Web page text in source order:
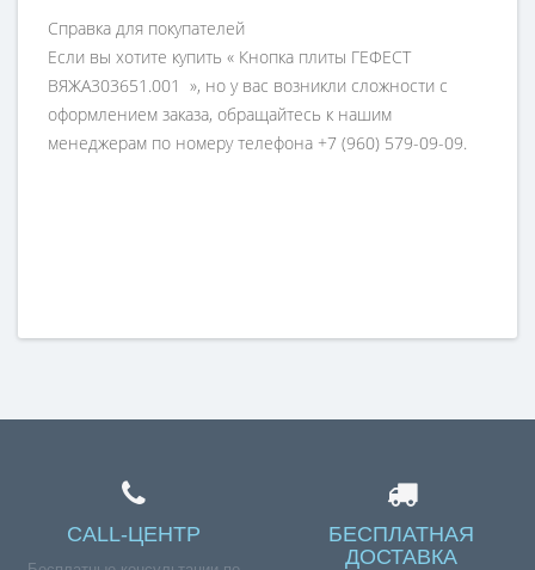
Справка для покупателей
Если вы хотите купить « Кнопка плиты ГЕФЕСТ
ВЯЖА303651.001 », но у вас возникли сложности с
оформлением заказа, обращайтесь к нашим
менеджерам по номеру телефона +7 (960) 579-09-09.
CALL-ЦЕНТР
БЕСПЛАТНАЯ
ДОСТАВКА